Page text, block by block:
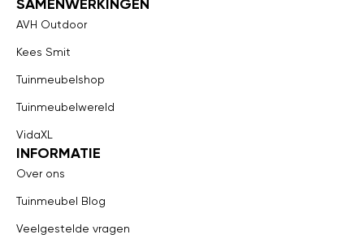
SAMENWERKINGEN
AVH Outdoor
Kees Smit
Tuinmeubelshop
Tuinmeubelwereld
VidaXL
INFORMATIE
Over ons
Tuinmeubel Blog
Veelgestelde vragen